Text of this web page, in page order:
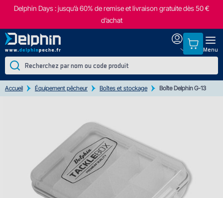
Delphin Days : jusqu’à 60% de remise et livraison gratuite dès 50 €
d’achat
Menu
Accueil Équipement pêcheur Boîtes et stockage Boîte Delphin G-13